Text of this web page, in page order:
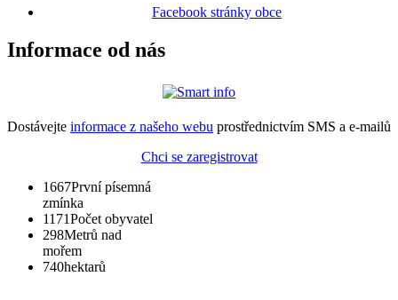
Facebook stránky obce
Informace od nás
Dostávejte informace z našeho webu prostřednictvím SMS a e-mailů
Chci se zaregistrovat
1667První písemná
zmínka
1171Počet obyvatel
298Metrů nad
mořem
740hektarů